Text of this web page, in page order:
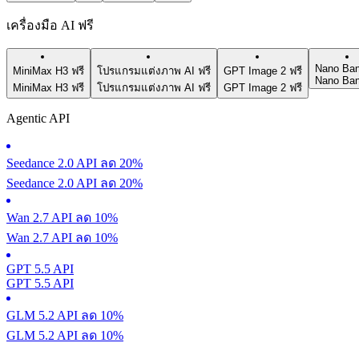
เครื่องมือ AI ฟรี
MiniMax H3 ฟรี
MiniMax H3 ฟรี
โปรแกรมแต่งภาพ AI ฟรี
โปรแกรมแต่งภาพ AI ฟรี
GPT Image 2 ฟรี
GPT Image 2 ฟรี
Nano
Nano
Agentic API
Seedance 2.0 API ลด 20%
Seedance 2.0 API ลด 20%
Wan 2.7 API ลด 10%
Wan 2.7 API ลด 10%
GPT 5.5 API
GPT 5.5 API
GLM 5.2 API ลด 10%
GLM 5.2 API ลด 10%